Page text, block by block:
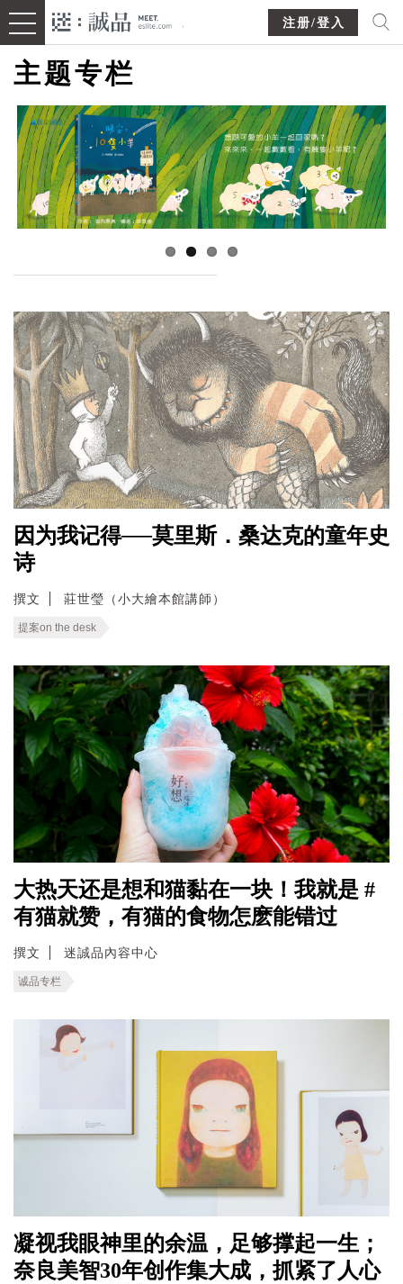
注册/登入
主题专栏
因为我记得──莫里斯．桑达克的童年史
诗
撰文 莊世瑩（小大繪本館講師）
提案on the desk
大热天还是想和猫黏在一块！我就是 #
有猫就赞，有猫的食物怎麽能错过
撰文 迷誠品內容中心
诚品专栏
凝视我眼神里的余温，足够撑起一生；
奈良美智30年创作集大成，抓紧了人心